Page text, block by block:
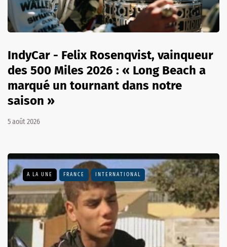
IndyCar - Felix Rosenqvist, vainqueur
des 500 Miles 2026 : « Long Beach a
marqué un tournant dans notre
saison »
5 août 2026
A LA UNE FRANCE INTERNATIONAL